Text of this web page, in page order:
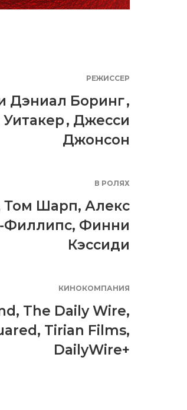
РЕЖИССЕР
Дэниал Боринг,
, Джесси
Джонсон
В РОЛЯХ
Том Шарп, Алекс
Филлипс, Финни
Кэссиди
КИНОКОМПАНИЯ
, The Daily Wire,
, Tirian Films,
DailyWire+